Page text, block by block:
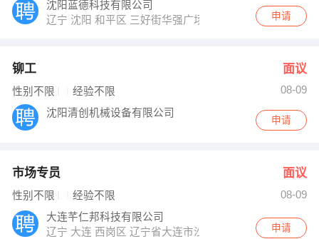
沈阳蓝德科技有限公司
辽宁 沈阳 和平区 三好街华强广场A座817-820室申请
铆工 面议
性别不限 经验不限
08-09
沈阳清创机械设备有限公司
申请
市场专员 面议
性别不限 经验不限
08-09
大连芊仁邦科技有限公司
辽宁 大连 西岗区 辽宁省大连市沙河口区西安路90号15层
申请